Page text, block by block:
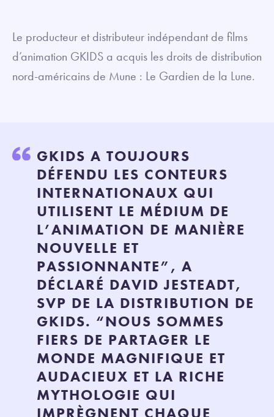
Le producteur et distributeur indépendant de films
d’animation GKIDS a acquis les droits de distribution
nord-américains de Mune : Le Gardien de la Lune.
GKIDS A TOUJOURS
DÉFENDU LES CONTEURS
INTERNATIONAUX QUI
UTILISENT LE MÉDIUM DE
L’ANIMATION DE MANIÈRE
NOUVELLE ET
PASSIONNANTE”, A
DÉCLARÉ DAVID JESTEADT,
SVP DE LA DISTRIBUTION DE
GKIDS. “NOUS SOMMES
FIERS DE PARTAGER LE
MONDE MAGNIFIQUE ET
AUDACIEUX ET LA RICHE
MYTHOLOGIE QUI